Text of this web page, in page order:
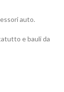
auto.
e bauli da